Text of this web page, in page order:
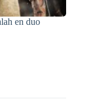
en duo